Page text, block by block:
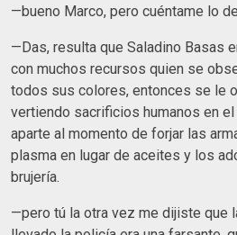
—bueno Marco, pero cuéntame lo
—Das, resulta que Saladino Basas
con muchos recursos quien se
todos sus colores, entonces se le
vertiendo sacrificios humanos en
aparte al momento de forjar las
plasma en lugar de aceites y los
brujería.
—pero tú la otra vez me dijiste que